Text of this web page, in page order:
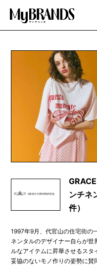
ンチネ
件）
1997年9月、代官山の住宅街の
ネンタルのデザイナー自らが
ルなアイテムに昇華させるス
妥協のないモノ作りの姿勢に賛